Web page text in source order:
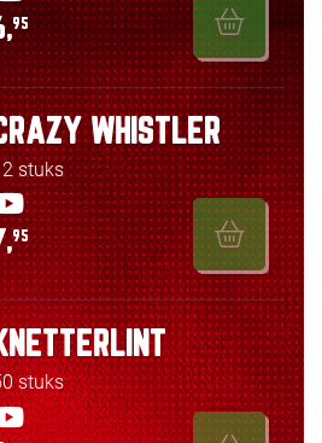
95
WHISTLER
stuks
95
stuks